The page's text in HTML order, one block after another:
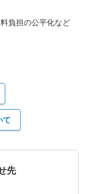
負担の公平化など
て
先